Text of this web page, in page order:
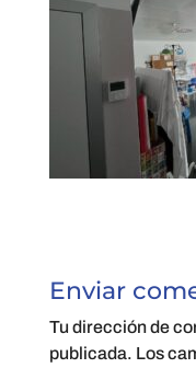
Enviar
Tu dirección de
publicada. Los